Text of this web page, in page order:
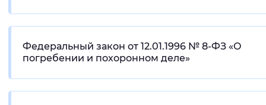
Федеральный закон от 12.01.1996 № 8-ФЗ «О
погребении и похоронном деле»